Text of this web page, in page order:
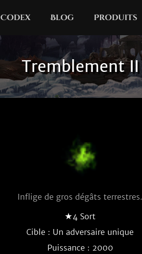
Codex Blog Produits
Tremblement II
Inflige de gros dégâts terrestres.
★4 Sort
Cible : Un adversaire unique
Puissance : 2000